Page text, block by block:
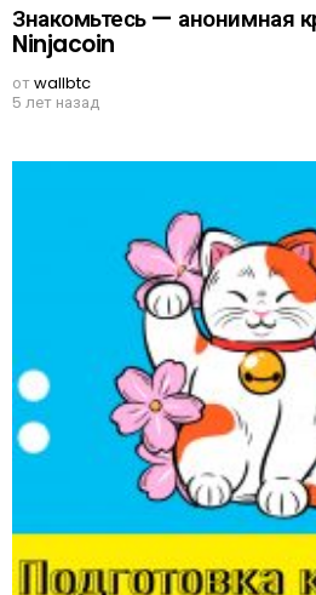
Знакомьтесь — анонимная
Ninjacoin
отwallbtc
5 лет назад